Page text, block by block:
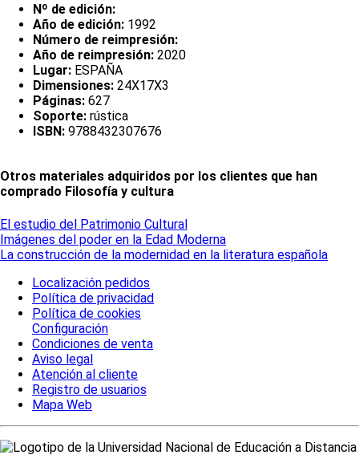
Nº de edición:
Año de edición: 1992
Número de reimpresión:
Año de reimpresión: 2020
Lugar: ESPAÑA
Dimensiones: 24X17X3
Páginas: 627
Soporte: rústica
ISBN: 9788432307676
Otros materiales adquiridos por los clientes que han
comprado Filosofía y cultura
El estudio del Patrimonio Cultural
Imágenes del poder en la Edad Moderna
La construcción de la modernidad en la literatura española
Localización pedidos
Política de privacidad
Política de cookies
Configuración
Condiciones de venta
Aviso legal
Atención al cliente
Registro de usuarios
Mapa Web